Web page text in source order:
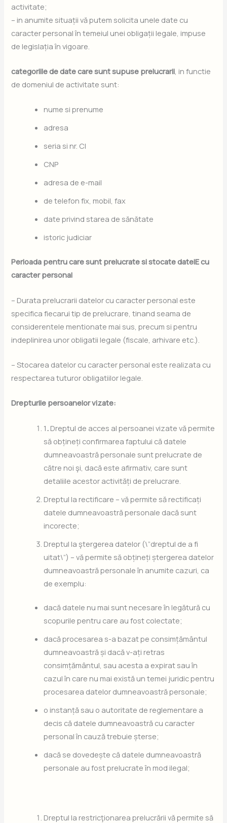
activitate;
– in anumite situații vă putem solicita unele date cu
caracter personal în temeiul unei obligații legale, impuse
de legislația în vigoare.
categoriile de date care sunt supuse prelucrarii , in functie
de domeniul de activitate sunt:
nume si prenume
adresa
seria si nr. CI
CNP
adresa de e-mail
de telefon fix, mobil, fax
date privind starea de sănătate
istoric judiciar
Perioada pentru care sunt prelucrate si stocate datelE cu
caracter personal
– Durata prelucrarii datelor cu caracter personal este
specifica fiecarui tip de prelucrare, tinand seama de
considerentele mentionate mai sus, precum si pentru
indeplinirea unor obligatii legale (fiscale, arhivare etc.).
– Stocarea datelor cu caracter personal este realizata cu
respectarea tuturor obligatiilor legale.
Drepturile persoanelor vizate:
1. Dreptul de acces al persoanei vizate vă permite
să obțineți confirmarea faptului că datele
dumneavoastră personale sunt prelucrate de
către noi şi, dacă este afirmativ, care sunt
detaliile acestor activități de prelucrare.
Dreptul la rectificare – vă permite să rectificați
datele dumneavoastră personale dacă sunt
incorecte;
Dreptul la ştergerea datelor (\”dreptul de a fi
uitat\”) – vă permite să obțineți ștergerea datelor
dumneavoastră personale în anumite cazuri, ca
de exemplu:
dacă datele nu mai sunt necesare în legătură cu
scopurile pentru care au fost colectate;
dacă procesarea s-a bazat pe consimțământul
dumneavoastră și dacă v-ați retras
consimțământul, sau acesta a expirat sau în
cazul în care nu mai există un temei juridic pentru
procesarea datelor dumneavoastră personale;
o instanță sau o autoritate de reglementare a
decis că datele dumneavoastră cu caracter
personal în cauză trebuie șterse;
dacă se dovedește că datele dumneavoastră
personale au fost prelucrate în mod ilegal;
Dreptul la restricţionarea prelucrării vă permite să